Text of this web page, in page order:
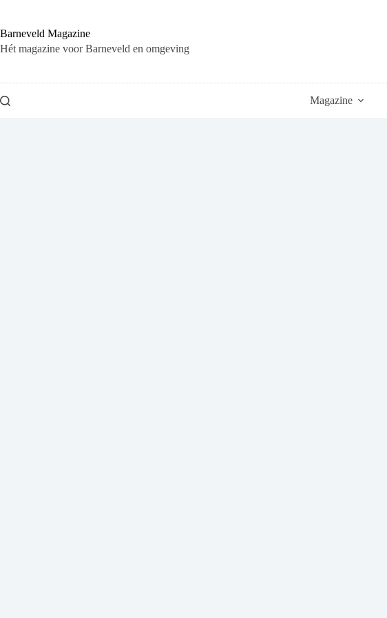
de
inhoud
Barneveld Magazine
Hét magazine voor Barneveld en omgeving
Magazine